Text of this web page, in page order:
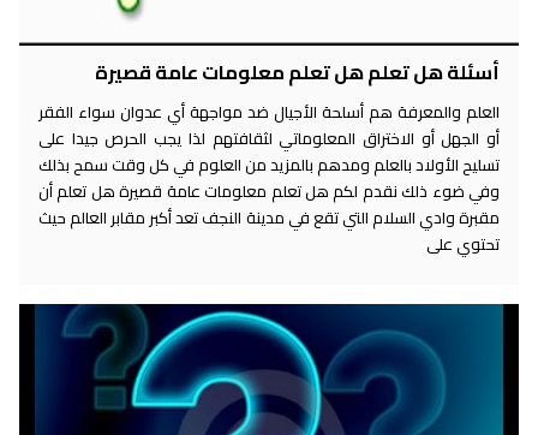
أسئلة هل تعلم هل تعلم معلومات عامة قصيرة
العلم والمعرفة هم أسلحة الأجيال ضد مواجهة أي عدوان سواء الفقر
أو الجهل أو الاختراق المعلوماتي لثقافتهم لذا يجب الحرص جيدا على
تسليح الأولاد بالعلم ومدهم بالمزيد من العلوم في كل وقت سمح بذلك
وفي ضوء ذلك نقدم لكم هل تعلم معلومات عامة قصيرة هل تعلم أن
مقبرة وادي السلام التي تقع في مدينة النجف تعد أكبر مقابر العالم حيث
تحتوي على